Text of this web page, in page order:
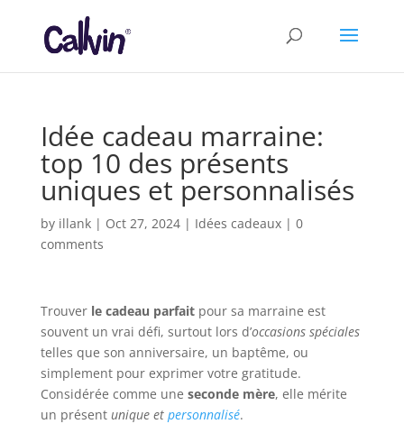
Idée cadeau marraine:
top 10 des présents
uniques et personnalisés
by illank| Oct 27, 2024| Idées cadeaux| 0
comments
Trouver le cadeau parfaitpour sa marraine est
souvent un vrai défi, surtout lors d’occasions spéciales
telles que son anniversaire, un baptême, ou
simplement pour exprimer votre gratitude.
Considérée comme une seconde mère, elle mérite
un présent unique et personnalisé.